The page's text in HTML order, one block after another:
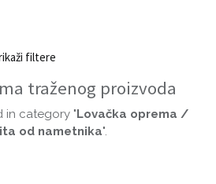
filtere
traženog proizvoda
in category "Lovačka oprema /
od nametnika".